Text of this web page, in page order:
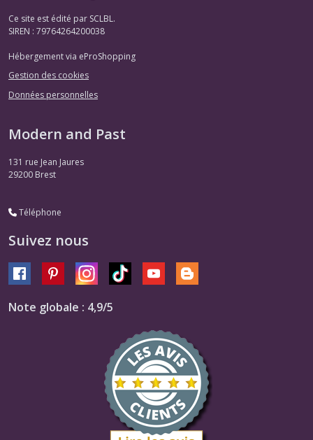
Ce site est édité par SCLBL.
SIREN : 79764264200038
Hébergement via eProShopping
Gestion des cookies
Données personnelles
Modern and Past
131 rue Jean Jaures
29200 Brest
Téléphone
Suivez nous
Note globale : 4,9/5